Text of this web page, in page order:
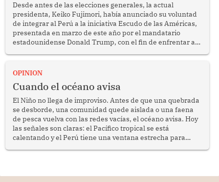
Desde antes de las elecciones generales, la actual
presidenta, Keiko Fujimori, había anunciado su voluntad
de integrar al Perú a la iniciativa Escudo de las Américas,
presentada en marzo de este año por el mandatario
estadounidense Donald Trump, con el fin de enfrentar al
OPINION
Cuando el océano avisa
El Niño no llega de improviso. Antes de que una quebrada
se desborde, una comunidad quede aislada o una faena
de pesca vuelva con las redes vacías, el océano avisa. Hoy
las señales son claras: el Pacífico tropical se está
calentando y el Perú tiene una ventana estrecha para